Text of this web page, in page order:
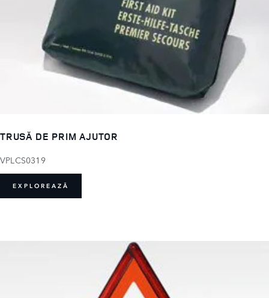
TRUSĂ DE PRIM AJUTOR
VPLCS0319
EXPLOREAZĂ